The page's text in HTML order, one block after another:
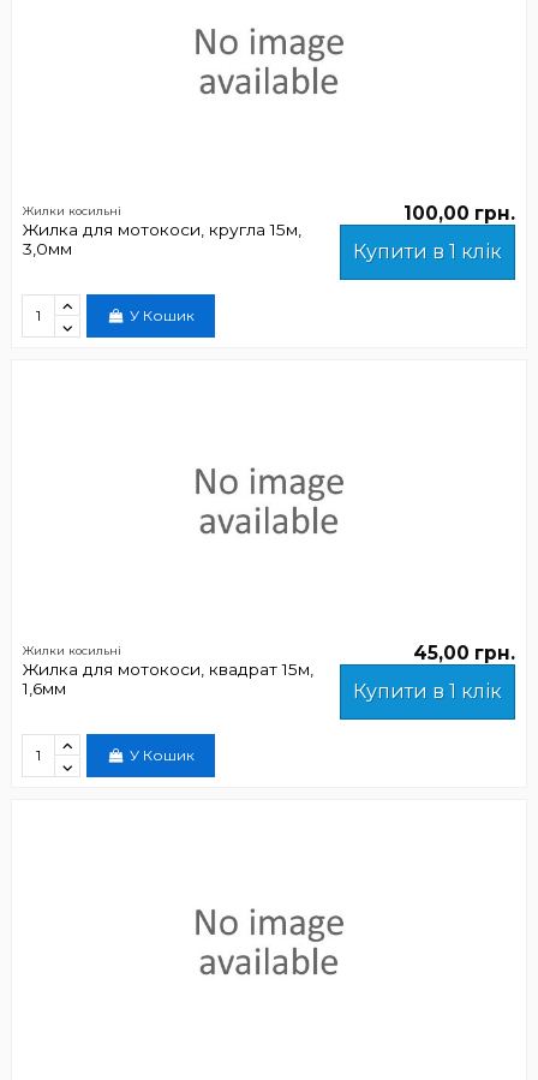
Жилки косильні
Жилка для мотокоси, кругла 15м,
3,0мм
100,00 грн.
Купити в 1 клік
У Кошик
Жилки косильні
Жилка для мотокоси, квадрат 15м,
1,6мм
45,00 грн.
Купити в 1 клік
У Кошик